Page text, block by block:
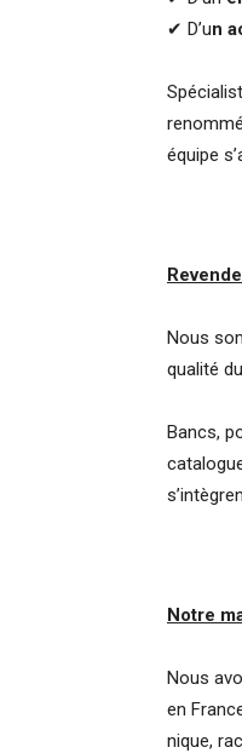
✔ D’un
équipe
Nous
qualité
Bancs,
Notre
Nous
en
nique,